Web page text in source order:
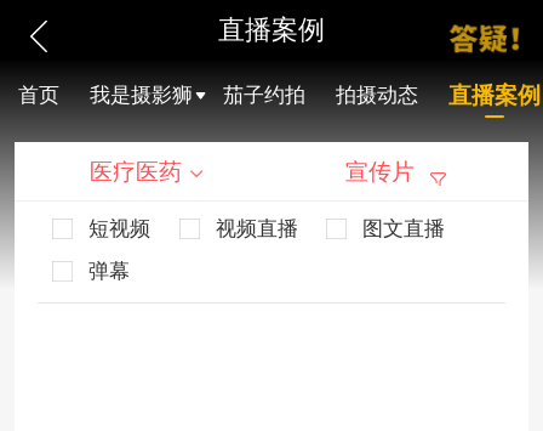
直播案例
首页 我是摄影狮 茄子约拍 拍摄动态 直播案例
医疗医药 宣传片
短视频 视频直播
图文直播
弹幕